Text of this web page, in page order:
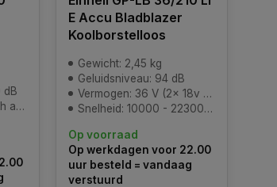
dB
E Accu Bladblazer
Koolborstelloos
Gewicht: 2,45 kg
Geluidsniveau: 94 dB
Vermogen: 36 V (2x 18v Accu, niet inbegrepen)
Snelheid: 10000 - 22300 min^-1
Op voorraad
Op werkdagen voor 22.00
uur besteld = vandaag
verstuurd